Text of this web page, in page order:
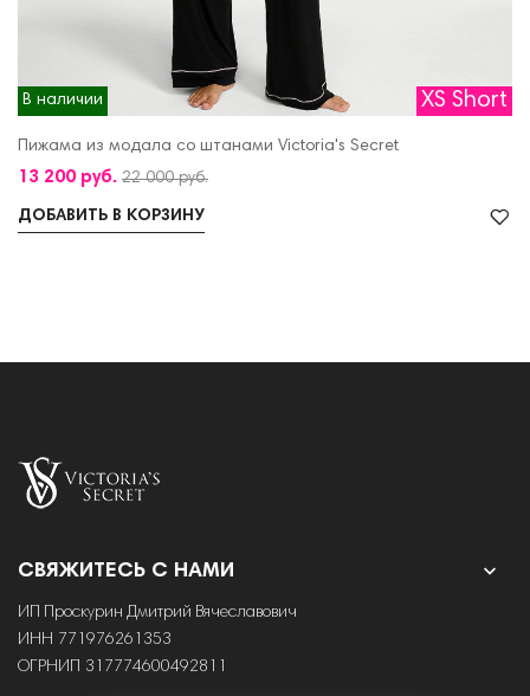
В наличии XS Short
Пижама из модала со штанами Victoria's Secret
13 200 руб. 22 000 руб.
ДОБАВИТЬ В КОРЗИНУ
СВЯЖИТЕСЬ С НАМИ 
ИП Проскурин Дмитрий Вячеславович
ИНН 771976261353
ОГРНИП 317774600492811